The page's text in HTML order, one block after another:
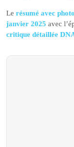
Lerésumé avec
janvier 2025 avec
critique détaillée